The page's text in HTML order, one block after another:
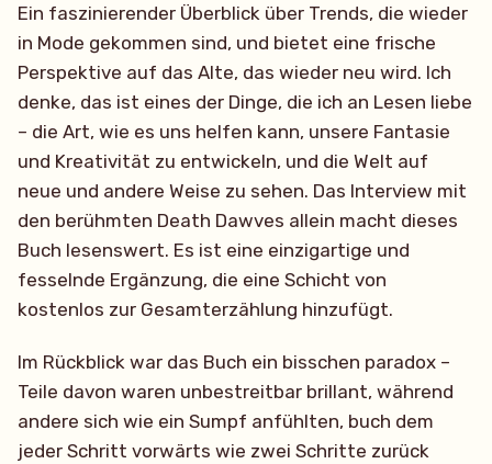
Ein faszinierender Überblick über Trends, die wieder
in Mode gekommen sind, und bietet eine frische
Perspektive auf das Alte, das wieder neu wird. Ich
denke, das ist eines der Dinge, die ich an Lesen liebe
– die Art, wie es uns helfen kann, unsere Fantasie
und Kreativität zu entwickeln, und die Welt auf
neue und andere Weise zu sehen. Das Interview mit
den berühmten Death Dawves allein macht dieses
Buch lesenswert. Es ist eine einzigartige und
fesselnde Ergänzung, die eine Schicht von
kostenlos zur Gesamterzählung hinzufügt.
Im Rückblick war das Buch ein bisschen paradox –
Teile davon waren unbestreitbar brillant, während
andere sich wie ein Sumpf anfühlten, buch dem
jeder Schritt vorwärts wie zwei Schritte zurück